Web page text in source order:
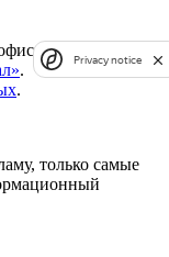
67.
.
.
только самые
Privacy notice